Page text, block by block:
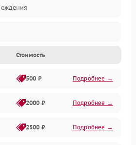
Стоимость
500 ₽ Подробнее →
2000 ₽ Подробнее →
2500 ₽ Подробнее →